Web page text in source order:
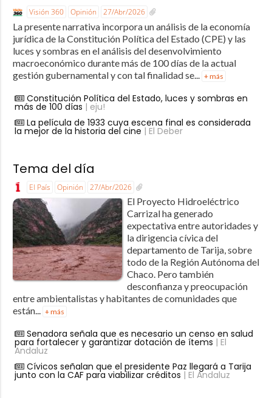
Visión 360 Opinión 27/Abr/2026
La presente narrativa incorpora un análisis de la economía
jurídica de la Constitución Política del Estado (CPE) y las
luces y sombras en el análisis del desenvolvimiento
macroeconómico durante más de 100 días de la actual
gestión gubernamental y con tal finalidad se...
+ más
Constitución Política del Estado, luces y sombras en
más de 100 días | eju!
La película de 1933 cuya escena final es considerada
la mejor de la historia del cine | El Deber
Tema del día
El País Opinión 27/Abr/2026
El Proyecto Hidroeléctrico
Carrizal ha generado
expectativa entre autoridades y
la dirigencia cívica del
departamento de Tarija, sobre
todo de la Región Autónoma del
Chaco. Pero también
desconfianza y preocupación
entre ambientalistas y habitantes de comunidades que
están... + más
Senadora señala que es necesario un censo en salud
para fortalecer y garantizar dotación de ítems | El
Andaluz
Cívicos señalan que el presidente Paz llegará a Tarija
junto con la CAF para viabilizar créditos | El Andaluz